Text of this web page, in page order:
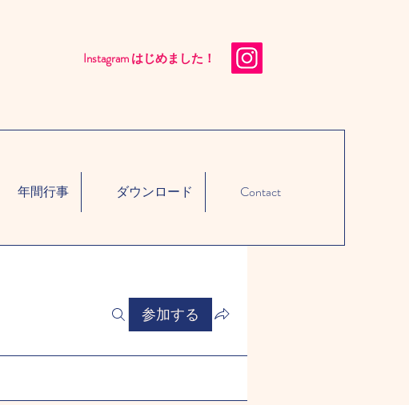
Instagram はじめました！​
年間行事 ダウンロード Contact
参加する